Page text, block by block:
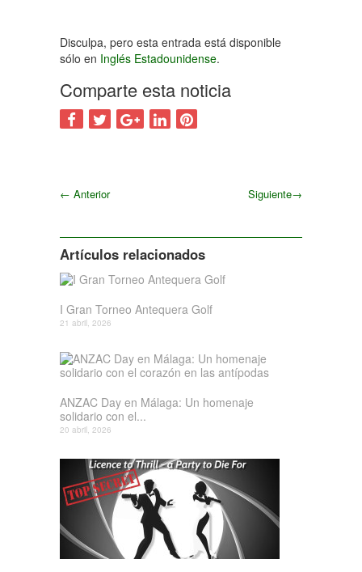
Disculpa, pero esta entrada está disponible
sólo en Inglés Estadounidense.
Comparte esta noticia
← Anterior Siguiente→
Artículos relacionados
I Gran Torneo Antequera Golf
21 abril, 2026
ANZAC Day en Málaga: Un homenaje
solidario con el...
20 abril, 2026